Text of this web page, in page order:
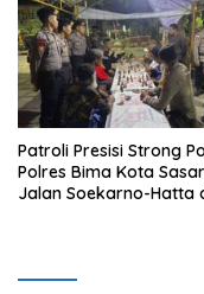
Patroli Presisi Strong
Polres Bima Kota Sasar
Jalan Soekarno-Hatta